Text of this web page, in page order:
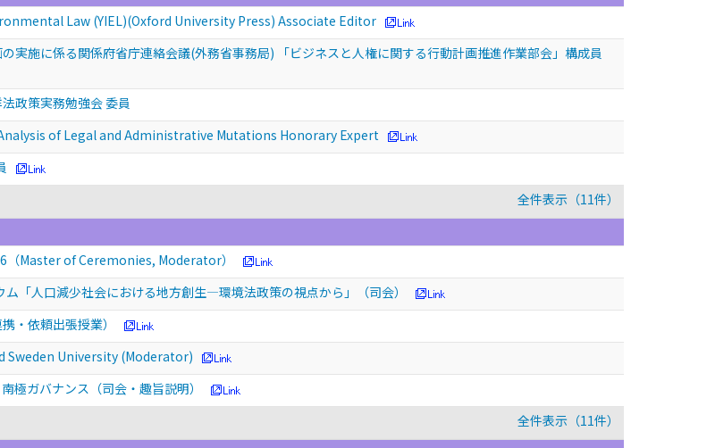
Law (YIEL)(Oxford University Press) Associate Editor
実施に係る関係府省庁連絡会議(外務省事務局) 「ビジネスと人権に関する行動計画推進作業部会」構成員
政策実務勉強会 委員
of Legal and Administrative Mutations Honorary Expert
全件表示（11件）
（Master of Ceremonies, Moderator）
「人口減少社会における地方創生―環境法政策の視点から」（司会）
・依頼出張授業）
Sweden University (Moderator)
極ガバナンス（司会・趣旨説明）
全件表示（11件）